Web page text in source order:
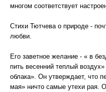
многом соответствует
Стихи Тютчева о природе -
любви.
Его заветное желание - « в
пить весенний теплый
облака». Он утверждает, что
мая» ничто самые утехи рая.